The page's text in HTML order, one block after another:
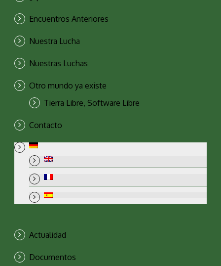
Encuentros Anteriores
Nuestra Lucha
Nuestras Luchas
Otro mundo ya existe
Tierra Libre, Software Libre
Contacto
Actualidad
Documentos